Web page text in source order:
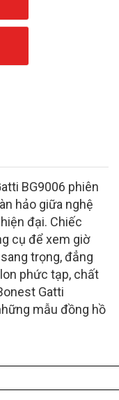
BG9006 phiên
hảo giữa nghệ
đại. Chiếc
cụ để xem giờ
trọng, đẳng
phức tạp, chất
Gatti
mẫu đồng hồ